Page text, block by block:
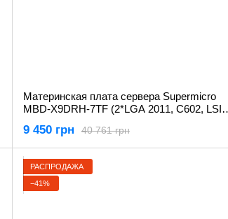
Материнская плата сервера Supermicro
MBD-X9DRH-7TF (2*LGA 2011, C602, LSI
40 761 грн
9 450 грн
РАСПРОДАЖА
−41%